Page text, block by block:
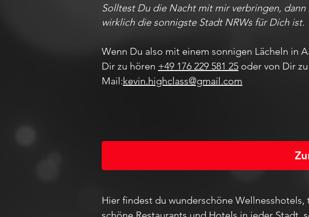
Solltest Du die Nacht mit mir verbringen,
wirklich die sonnigste Stadt NRWs für Dich ist.
Wenn Du also mit einem sonnigen Lächeln in
Dir zu hören +49 176 229 581 25 oder von Dir
Mail:kevin.highclass@gmail.com
Hier findest du wunderschöne